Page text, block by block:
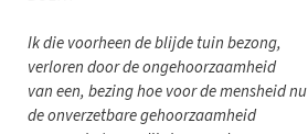
Ik die voorheen de blijde tuin bezong,
verloren door de ongehoorzaamheid
van een, bezing hoe voor de mensheid nu
de onverzetbare gehoorzaamheid